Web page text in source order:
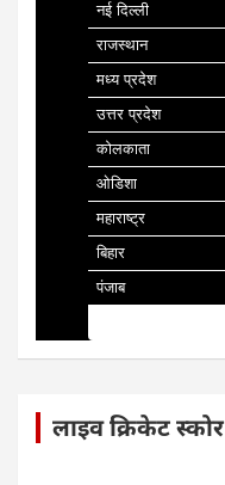
नई दिल्ली
राजस्थान
मध्य प्रदेश
उत्तर प्रदेश
कोलकाता
ओडिशा
महाराष्ट्र
बिहार
पंजाब
लाइव क्रिकेट स्कोर